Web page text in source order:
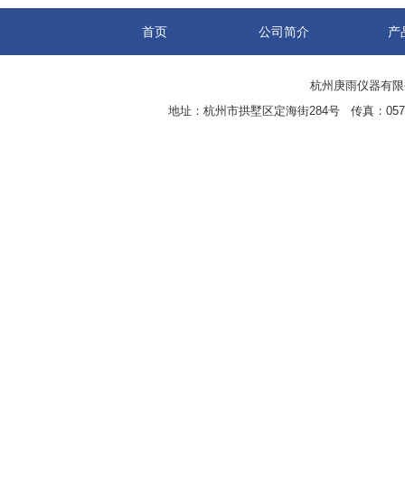
首页 公司简介 产
杭州庚雨仪器有
地址：杭州市拱墅区定海街284号 传真：